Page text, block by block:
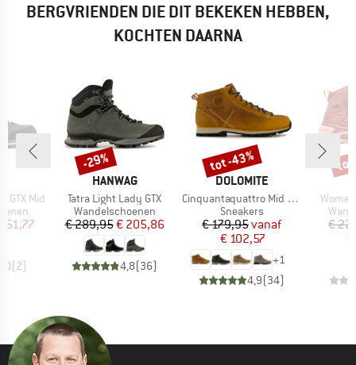
BERGVRIENDEN DIE DIT BEKEKEN HEBBEN,
KOCHTEN DAARNA
GTX Mid
prijs
(2)
MERK
HANWAG
Artikel
Tatra Light Lady GTX
Productgroep
Wandelschoenen
Prijs
€ 289,95Verlaagde prijs
€ 205,86
4,8(36)
Korting
-29%
MERK
DOLOMITE
Artikel
Cinquantaquattro Mid Full Grain Leather Evo
Productgroep
Sneakers
Prijs
€ 179,95Verlaagde prijs
vanaf
€ 102,57
+1
4,9(34)
Korting
tot -43%
Artikel
€
tot